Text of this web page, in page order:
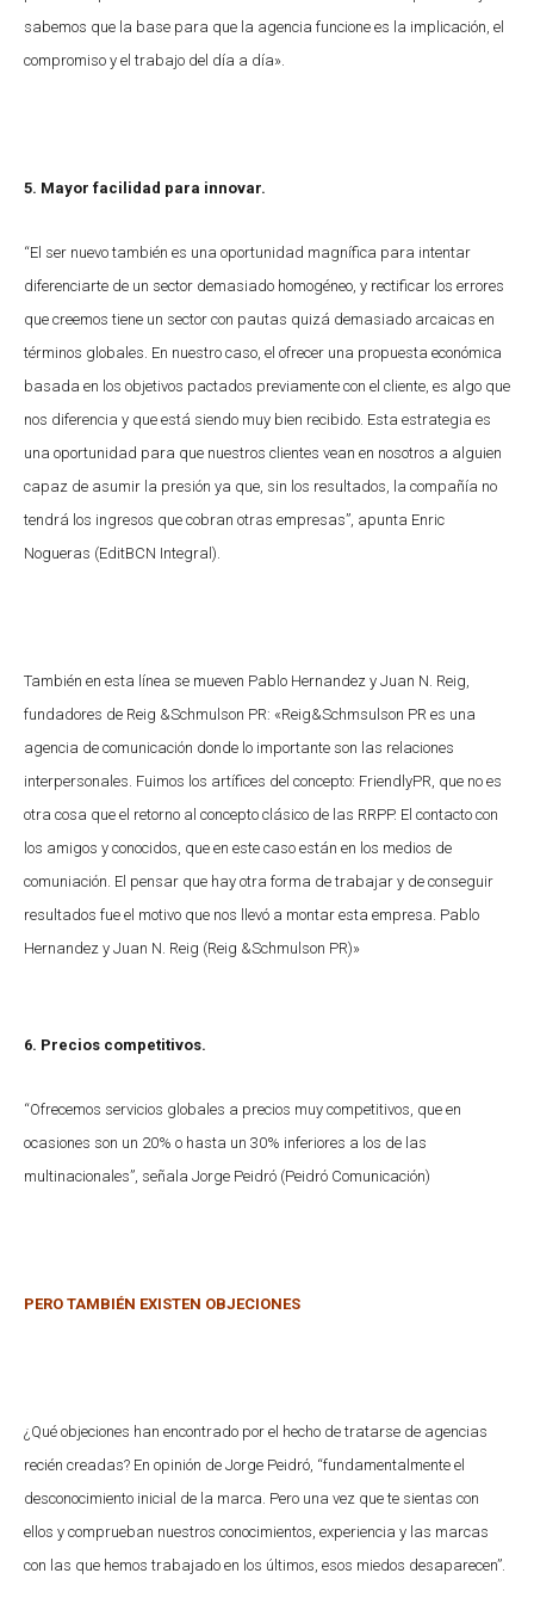
sabemos que la base para que la agencia funcione es la implicación, el
compromiso y el trabajo del día a día».
5. Mayor facilidad para innovar.
“El ser nuevo también es una oportunidad magnífica para intentar
diferenciarte de un sector demasiado homogéneo, y rectificar los errores
que creemos tiene un sector con pautas quizá demasiado arcaicas en
términos globales. En nuestro caso, el ofrecer una propuesta económica
basada en los objetivos pactados previamente con el cliente, es algo que
nos diferencia y que está siendo muy bien recibido. Esta estrategia es
una oportunidad para que nuestros clientes vean en nosotros a alguien
capaz de asumir la presión ya que, sin los resultados, la compañía no
tendrá los ingresos que cobran otras empresas”, apunta Enric
Nogueras (EditBCN Integral).
También en esta línea se mueven Pablo Hernandez y Juan N. Reig,
fundadores de Reig &Schmulson PR: «Reig&Schmsulson PR es una
agencia de comunicación donde lo importante son las relaciones
interpersonales. Fuimos los artífices del concepto: FriendlyPR, que no es
otra cosa que el retorno al concepto clásico de las RRPP. El contacto con
los amigos y conocidos, que en este caso están en los medios de
comuniación. El pensar que hay otra forma de trabajar y de conseguir
resultados fue el motivo que nos llevó a montar esta empresa. Pablo
Hernandez y Juan N. Reig (Reig &Schmulson PR)»
6. Precios competitivos.
“Ofrecemos servicios globales a precios muy competitivos, que en
ocasiones son un 20% o hasta un 30% inferiores a los de las
multinacionales”, señala Jorge Peidró (Peidró Comunicación)
PERO TAMBIÉN EXISTEN OBJECIONES
¿Qué objeciones han encontrado por el hecho de tratarse de agencias
recién creadas? En opinión de Jorge Peidró, “fundamentalmente el
desconocimiento inicial de la marca. Pero una vez que te sientas con
ellos y comprueban nuestros conocimientos, experiencia y las marcas
con las que hemos trabajado en los últimos, esos miedos desaparecen”.